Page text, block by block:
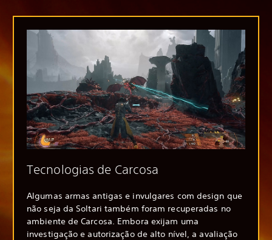
Tecnologias de Carcosa
Algumas armas antigas e invulgares com design que
não seja da Soltari também foram recuperadas no
ambiente de Carcosa. Embora exijam uma
investigação e autorização de alto nível, a avaliação